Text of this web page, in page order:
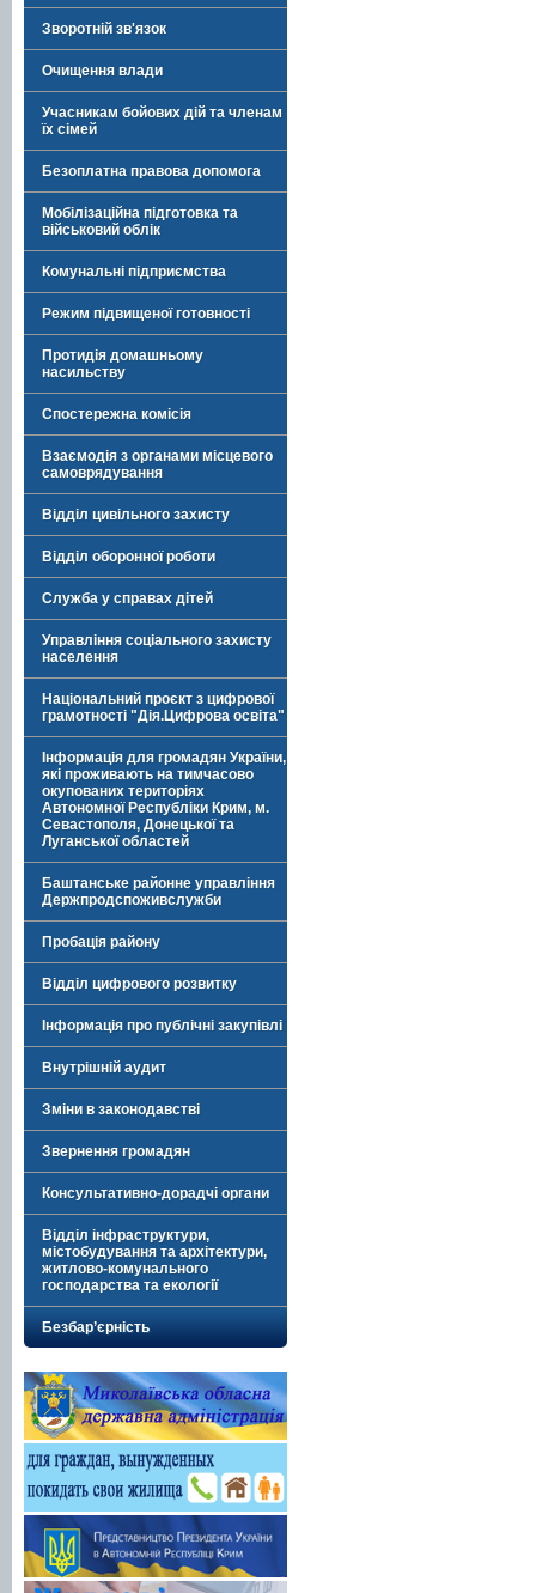
Зворотній зв'язок
Очищення влади
Учасникам бойових дій та членам
їх сімей
Безоплатна правова допомога
Мобілізаційна підготовка та
військовий облік
Комунальні підприємства
Режим підвищеної готовності
Протидія домашньому
насильству
Спостережна комісія
Взаємодія з органами місцевого
самоврядування
Відділ цивільного захисту
Відділ оборонної роботи
Служба у справах дітей
Управління соціального захисту
населення
Національний проєкт з цифрової
грамотності "Дія.Цифрова освіта"
Інформація для громадян України,
які проживають на тимчасово
окупованих територіях
Автономної Республіки Крим, м.
Севастополя, Донецької та
Луганської областей
Баштанське районне управління
Держпродспоживслужби
Пробація району
Відділ цифрового розвитку
Інформація про публічні закупівлі
Внутрішній аудит
Зміни в законодавстві
Звернення громадян
Консультативно-дорадчі органи
Відділ інфраструктури,
містобудування та архітектури,
житлово-комунального
господарства та екології
Безбар’єрність